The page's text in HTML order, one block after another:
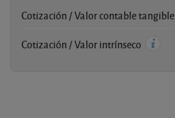
Cotización / Valor contable tangible
Cotización / Valor intrínseco